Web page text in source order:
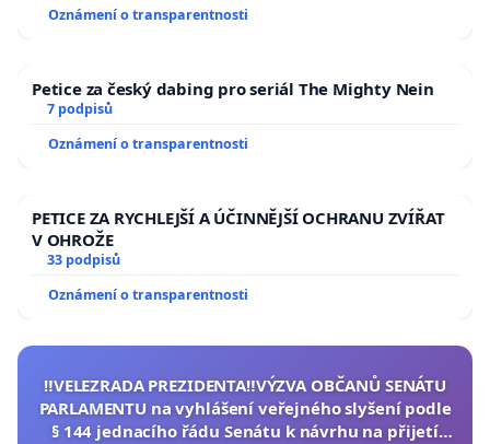
Oznámení o transparentnosti
Petice za český dabing pro seriál The Mighty Nein
7 podpisů
Oznámení o transparentnosti
PETICE ZA RYCHLEJŠÍ A ÚČINNĚJŠÍ OCHRANU ZVÍŘAT
V OHROŽE
33 podpisů
Oznámení o transparentnosti
‼️VELEZRADA PREZIDENTA‼️VÝZVA OBČANŮ SENÁTU
PARLAMENTU na vyhlášení veřejného slyšení podle
§ 144 jednacího řádu Senátu k návrhu na přijetí